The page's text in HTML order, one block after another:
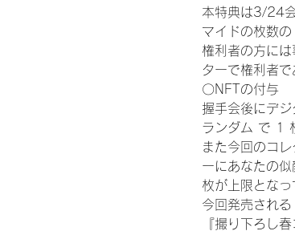
本特典は3/24
マイドの枚数
権利者の方に
ターで権利者で
〇NFTの付与
握手会後にデ
ランダム で 1
また今回のコ
ーにあなたの
枚が上限となっ
今回発売され
『撮り下ろし